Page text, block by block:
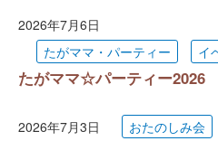
2026年7月6日
たがママ・パーティー
イ
たがママ☆パーティー2026
2026年7月3日 おたのしみ会